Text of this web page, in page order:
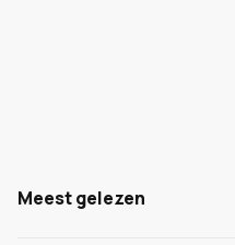
Meest gelezen